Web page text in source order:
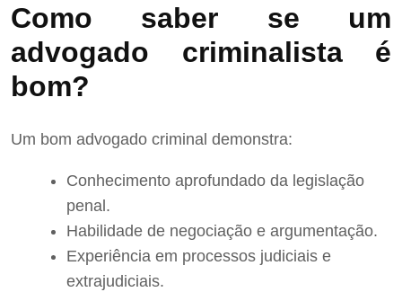
Como saber se um
advogado criminalista é
bom?
Um bom advogado criminal demonstra:
Conhecimento aprofundado da legislação
penal.
Habilidade de negociação e argumentação.
Experiência em processos judiciais e
extrajudiciais.